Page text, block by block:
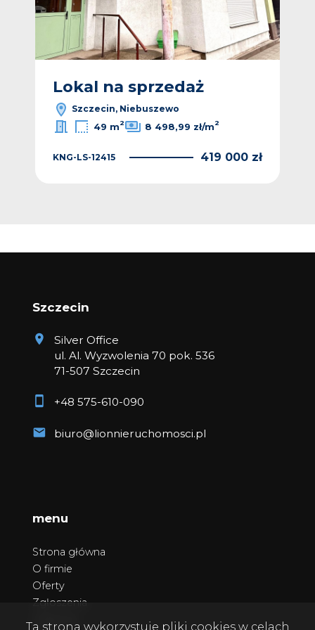
Lokal na sprzedaż
Szczecin, Niebuszewo
49 m2 8 498,99 zł/m2
KNG-LS-12415 419 000 zł
Szczecin
Silver Office
ul. Al. Wyzwolenia 70 pok. 536
71-507 Szczecin
+48 575-610-090
biuro@lionnieruchomosci.pl
menu
Strona główna
O firmie
Oferty
Zgłoszenia
Ta strona wykorzystuje pliki cookies w celach